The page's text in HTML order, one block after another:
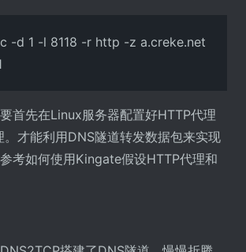
-d 1 -l 8118 -r http -z a.creke.net
首先在Linux服务器配置好HTTP代理
。才能利用DNS隧道转发数据包来实现
考如何使用Kingate假设HTTP代理和